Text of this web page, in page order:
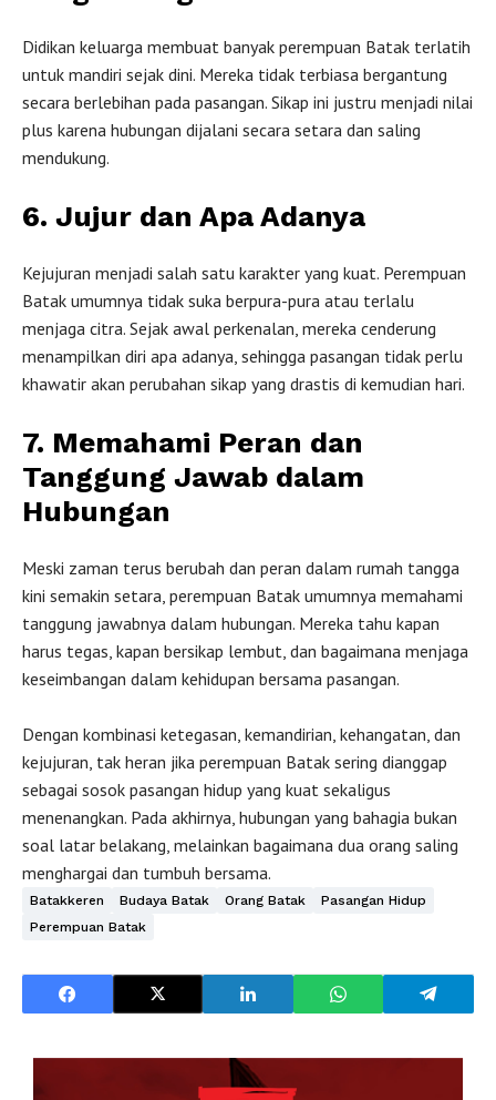
Didikan keluarga membuat banyak perempuan Batak terlatih
untuk mandiri sejak dini. Mereka tidak terbiasa bergantung
secara berlebihan pada pasangan. Sikap ini justru menjadi nilai
plus karena hubungan dijalani secara setara dan saling
mendukung.
6. Jujur dan Apa Adanya
Kejujuran menjadi salah satu karakter yang kuat. Perempuan
Batak umumnya tidak suka berpura-pura atau terlalu
menjaga citra. Sejak awal perkenalan, mereka cenderung
menampilkan diri apa adanya, sehingga pasangan tidak perlu
khawatir akan perubahan sikap yang drastis di kemudian hari.
7. Memahami Peran dan
Tanggung Jawab dalam
Hubungan
Meski zaman terus berubah dan peran dalam rumah tangga
kini semakin setara, perempuan Batak umumnya memahami
tanggung jawabnya dalam hubungan. Mereka tahu kapan
harus tegas, kapan bersikap lembut, dan bagaimana menjaga
keseimbangan dalam kehidupan bersama pasangan.
Dengan kombinasi ketegasan, kemandirian, kehangatan, dan
kejujuran, tak heran jika perempuan Batak sering dianggap
sebagai sosok pasangan hidup yang kuat sekaligus
menenangkan. Pada akhirnya, hubungan yang bahagia bukan
soal latar belakang, melainkan bagaimana dua orang saling
menghargai dan tumbuh bersama.
Batakkeren Budaya Batak Orang Batak
Pasangan Hidup
Perempuan Batak